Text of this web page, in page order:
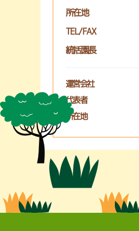
所在地
TEL/FAX
統括園長
運営会社
代表者
所在地